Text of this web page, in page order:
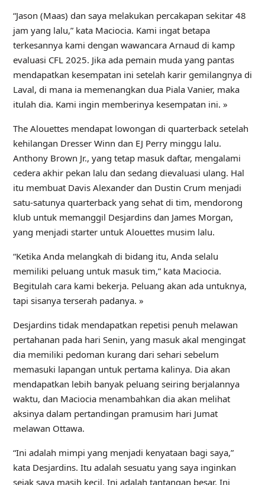
“Jason (Maas) dan saya melakukan percakapan sekitar 48
jam yang lalu,” kata Maciocia. Kami ingat betapa
terkesannya kami dengan wawancara Arnaud di kamp
evaluasi CFL 2025. Jika ada pemain muda yang pantas
mendapatkan kesempatan ini setelah karir gemilangnya di
Laval, di mana ia memenangkan dua Piala Vanier, maka
itulah dia. Kami ingin memberinya kesempatan ini. »
The Alouettes mendapat lowongan di quarterback setelah
kehilangan Dresser Winn dan EJ Perry minggu lalu.
Anthony Brown Jr., yang tetap masuk daftar, mengalami
cedera akhir pekan lalu dan sedang dievaluasi ulang. Hal
itu membuat Davis Alexander dan Dustin Crum menjadi
satu-satunya quarterback yang sehat di tim, mendorong
klub untuk memanggil Desjardins dan James Morgan,
yang menjadi starter untuk Alouettes musim lalu.
“Ketika Anda melangkah di bidang itu, Anda selalu
memiliki peluang untuk masuk tim,” kata Maciocia.
Begitulah cara kami bekerja. Peluang akan ada untuknya,
tapi sisanya terserah padanya. »
Desjardins tidak mendapatkan repetisi penuh melawan
pertahanan pada hari Senin, yang masuk akal mengingat
dia memiliki pedoman kurang dari sehari sebelum
memasuki lapangan untuk pertama kalinya. Dia akan
mendapatkan lebih banyak peluang seiring berjalannya
waktu, dan Maciocia menambahkan dia akan melihat
aksinya dalam pertandingan pramusim hari Jumat
melawan Ottawa.
“Ini adalah mimpi yang menjadi kenyataan bagi saya,”
kata Desjardins. Itu adalah sesuatu yang saya inginkan
sejak saya masih kecil. Ini adalah tantangan besar. Ini